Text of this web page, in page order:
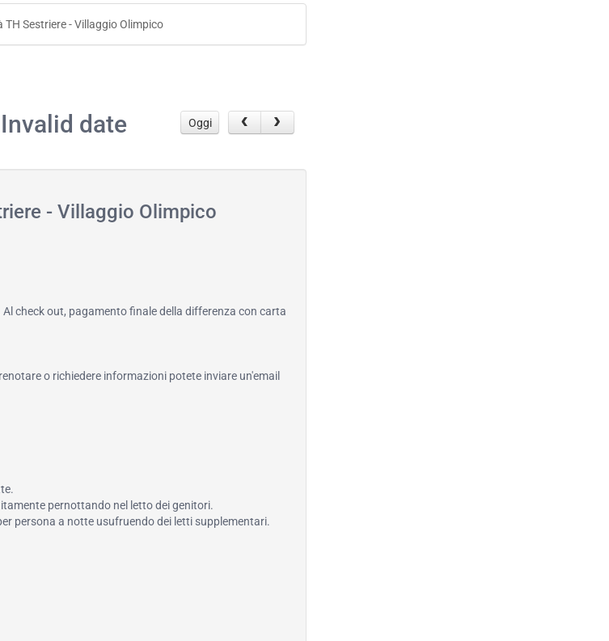
Sestriere - Villaggio Olimpico
date Oggi
- Villaggio Olimpico
check out, pagamento finale della differenza con carta
o richiedere informazioni potete inviare un'email
pernottando nel letto dei genitori.
persona a notte usufruendo dei letti supplementari.